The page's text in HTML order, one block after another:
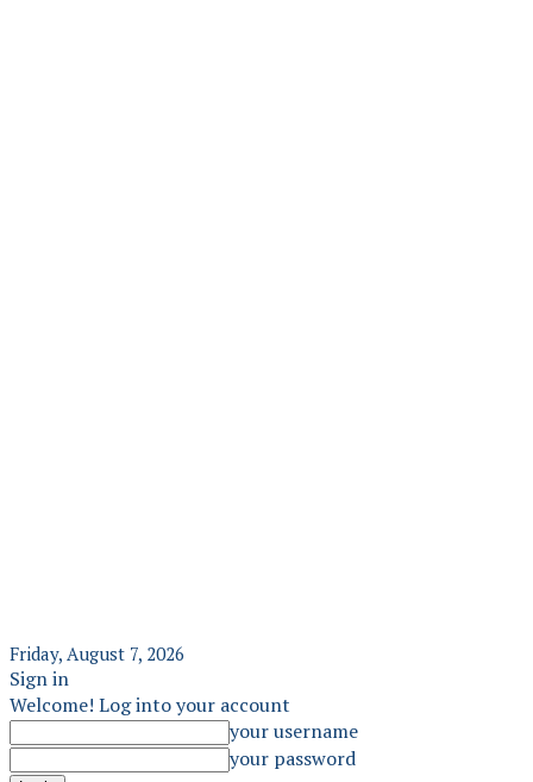
Friday, August 7, 2026
Sign in
Welcome! Log into your account
your username
your password